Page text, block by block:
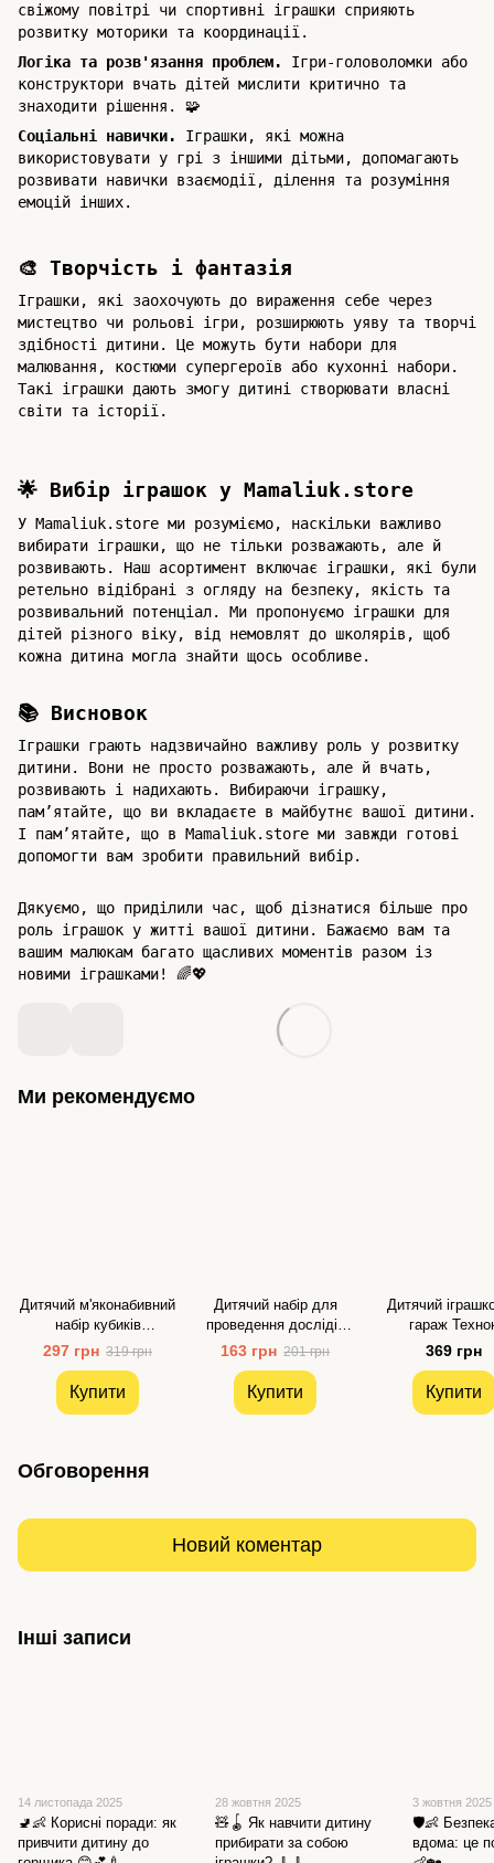
свіжому повітрі чи спортивні іграшки сприяють
розвитку моторики та координації.
Логіка та розв'язання проблем.
Ігри-головоломки або
конструктори вчать дітей мислити критично та
знаходити рішення. 🧩
Соціальні навички.
Іграшки, які можна
використовувати у грі з іншими дітьми, допомагають
розвивати навички взаємодії, ділення та розуміння
емоцій інших.
🎨 Творчість і фантазія
Іграшки, які заохочують до вираження себе через
мистецтво чи рольові ігри, розширюють уяву та творчі
здібності дитини. Це можуть бути набори для
малювання, костюми супергероїв або кухонні набори.
Такі іграшки дають змогу дитині створювати власні
світи та історії.
🌟 Вибір іграшок у Mamaliuk.store
У Mamaliuk.store ми розуміємо, наскільки важливо
вибирати іграшки, що не тільки розважають, але й
розвивають. Наш асортимент включає іграшки, які були
ретельно відібрані з огляду на безпеку, якість та
розвивальний потенціал. Ми пропонуємо іграшки для
дітей різного віку, від немовлят до школярів, щоб
кожна дитина могла знайти щось особливе.
📚 Висновок
Іграшки грають надзвичайно важливу роль у розвитку
дитини. Вони не просто розважають, але й вчать,
розвивають і надихають. Вибираючи іграшку,
пам’ятайте, що ви вкладаєте в майбутнє вашої дитини.
І пам’ятайте, що в Mamaliuk.store ми завжди готові
допомогти вам зробити правильний вибір.
Дякуємо, що приділили час, щоб дізнатися більше про
роль іграшок у житті вашої дитини. Бажаємо вам та
вашим малюкам багато щасливих моментів разом із
новими іграшками! 🌈💖
Ми рекомендуємо
Дитячий м'яконабивний
набір кубиків
Конструктор Щенячий
патруль Macik
297 грн 319 грн
Купити
Дитячий набір для
проведення дослідів
Chemistry Kids Danko
Toys
163 грн 201 грн
Купити
Дитячий
гараж
369 грн
Купити
Обговорення
Новий коментар
Інші записи
14 листопада 2025
🚽👶 Корисні поради: як
привчити дитину до
28 жовтня 2025
🧸🪀 Як навчити дитину
прибирати за собою
3 жовтня 2025
🛡️👶
вдома: це